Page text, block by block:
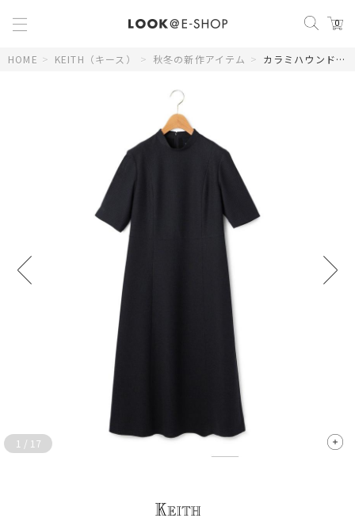
0
HOME > KEITH（キース） > 秋冬の新作アイテム > カラミハウンドトゥースワンピース
1 / 17